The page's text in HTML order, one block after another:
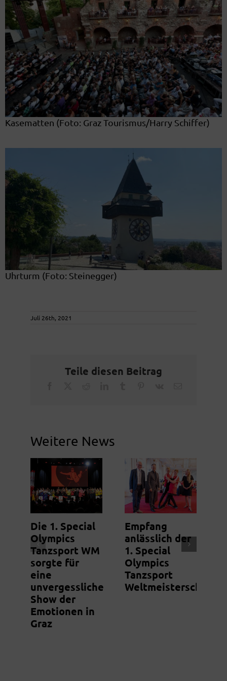
Kasematten (Foto: Graz Tourismus/Harry Schiffer)
Uhrturm (Foto: Steinegger)
Juli 26th, 2021
Teile diesen Beitrag
Weitere News
Die 1. Special
Olympics
Tanzsport WM
sorgte für
eine
unvergessliche
Show der
Emotionen in
Graz
Empfang
anlässlich der
1. Special
Olympics
Tanzsport
Weltmeisterschaft